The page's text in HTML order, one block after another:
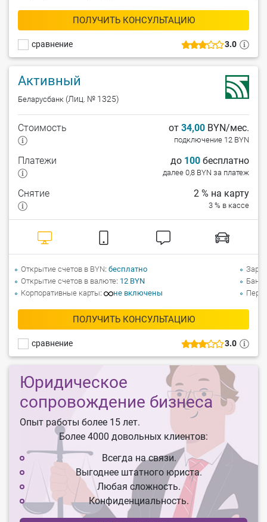
3.0
сравнение
ПОЛУЧИТЬ КОНСУЛЬТАЦИЮ
Активный
Беларусбанк (Лиц. № 1325)
3.0
сравнение
Стоимость от 34,00 BYN/мес.
подключение 12 BYN
Платежи до 100 бесплатно
далее 0,8 BYN за платеж
Снятие 2 % на карту
3 % в кассе
ПОЛУЧИТЬ КОНСУЛЬТАЦИЮ
Открытие счетов в BYN бесплатно
Открытие счетов в валюте 12 BYN
Корпоративные карты
не включены
Юридическое
сопровождение бизнеса
Опыт работы более 15 лет.
Более 4000 довольных клиентов:
Всегда на связи.
Выгоднее штатного юриста.
Любая сложность.
Конфиденциальность.